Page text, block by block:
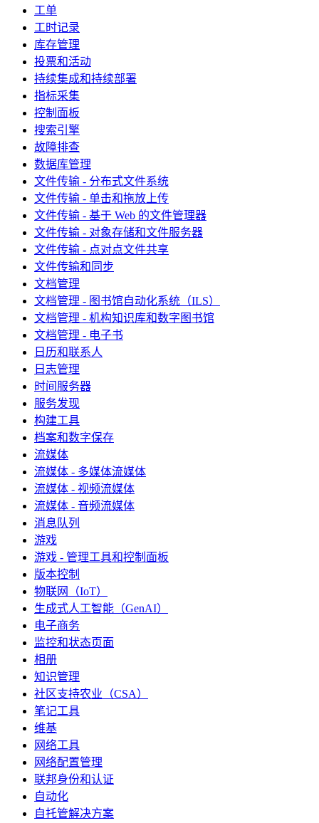
工单
工时记录
库存管理
投票和活动
持续集成和持续部署
指标采集
控制面板
搜索引擎
故障排查
数据库管理
文件传输 - 分布式文件系统
文件传输 - 单击和拖放上传
文件传输 - 基于 Web 的文件管理器
文件传输 - 对象存储和文件服务器
文件传输 - 点对点文件共享
文件传输和同步
文档管理
文档管理 - 图书馆自动化系统（ILS）
文档管理 - 机构知识库和数字图书馆
文档管理 - 电子书
日历和联系人
日志管理
时间服务器
服务发现
构建工具
档案和数字保存
流媒体
流媒体 - 多媒体流媒体
流媒体 - 视频流媒体
流媒体 - 音频流媒体
消息队列
游戏
游戏 - 管理工具和控制面板
版本控制
物联网（IoT）
生成式人工智能（GenAI）
电子商务
监控和状态页面
相册
知识管理
社区支持农业（CSA）
笔记工具
维基
网络工具
网络配置管理
联邦身份和认证
自动化
自托管解决方案